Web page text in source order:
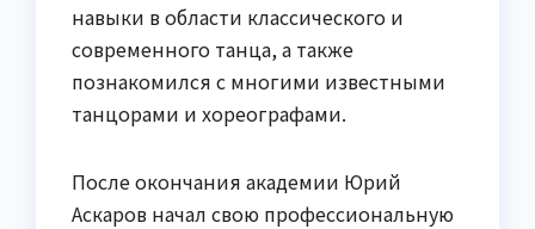
навыки в области классического и
современного танца, а также
познакомился с многими известными
танцорами и хореографами.
После окончания академии Юрий
Аскаров начал свою профессиональную